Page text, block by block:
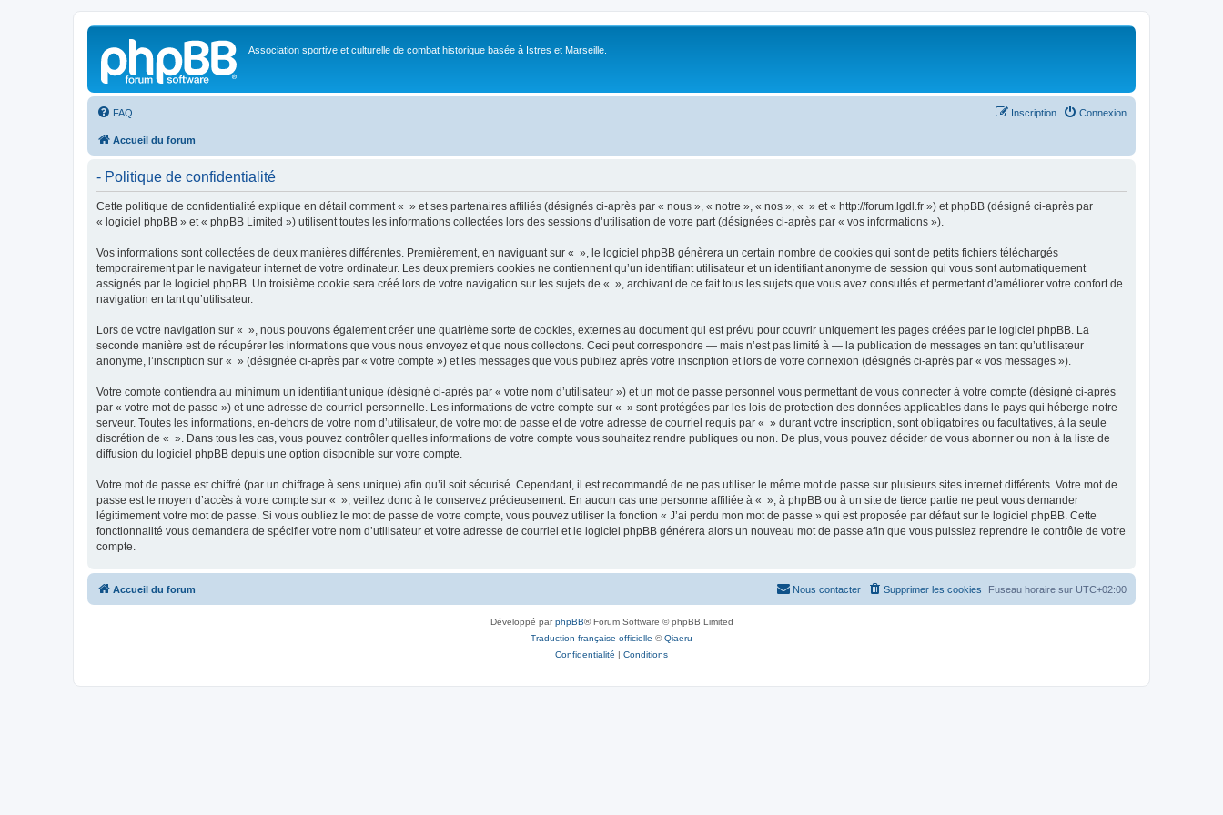
Association sportive et culturelle de combat historique basée à Istres et Marseille.
FAQ Connexion
Inscription
Accueil du forum
- Politique de confidentialité
Cette politique de confidentialité explique en détail comment « » et ses partenaires affiliés (désignés ci-après par « nous », « notre », « nos », « » et « http://forum.lgdl.fr ») et phpBB (désigné ci-après par
« logiciel phpBB » et « phpBB Limited ») utilisent toutes les informations collectées lors des sessions d’utilisation de votre part (désignées ci-après par « vos informations »).
Vos informations sont collectées de deux manières différentes. Premièrement, en naviguant sur « », le logiciel phpBB génèrera un certain nombre de cookies qui sont de petits fichiers téléchargés
temporairement par le navigateur internet de votre ordinateur. Les deux premiers cookies ne contiennent qu’un identifiant utilisateur et un identifiant anonyme de session qui vous sont automatiquement
assignés par le logiciel phpBB. Un troisième cookie sera créé lors de votre navigation sur les sujets de « », archivant de ce fait tous les sujets que vous avez consultés et permettant d’améliorer votre confort de
navigation en tant qu’utilisateur.
Lors de votre navigation sur « », nous pouvons également créer une quatrième sorte de cookies, externes au document qui est prévu pour couvrir uniquement les pages créées par le logiciel phpBB. La
seconde manière est de récupérer les informations que vous nous envoyez et que nous collectons. Ceci peut correspondre — mais n’est pas limité à — la publication de messages en tant qu’utilisateur
anonyme, l’inscription sur « » (désignée ci-après par « votre compte ») et les messages que vous publiez après votre inscription et lors de votre connexion (désignés ci-après par « vos messages »).
Votre compte contiendra au minimum un identifiant unique (désigné ci-après par « votre nom d’utilisateur ») et un mot de passe personnel vous permettant de vous connecter à votre compte (désigné ci-après
par « votre mot de passe ») et une adresse de courriel personnelle. Les informations de votre compte sur « » sont protégées par les lois de protection des données applicables dans le pays qui héberge notre
serveur. Toutes les informations, en-dehors de votre nom d’utilisateur, de votre mot de passe et de votre adresse de courriel requis par « » durant votre inscription, sont obligatoires ou facultatives, à la seule
discrétion de « ». Dans tous les cas, vous pouvez contrôler quelles informations de votre compte vous souhaitez rendre publiques ou non. De plus, vous pouvez décider de vous abonner ou non à la liste de
diffusion du logiciel phpBB depuis une option disponible sur votre compte.
Votre mot de passe est chiffré (par un chiffrage à sens unique) afin qu’il soit sécurisé. Cependant, il est recommandé de ne pas utiliser le même mot de passe sur plusieurs sites internet différents. Votre mot de
passe est le moyen d’accès à votre compte sur « », veillez donc à le conservez précieusement. En aucun cas une personne affiliée à « », à phpBB ou à un site de tierce partie ne peut vous demander
légitimement votre mot de passe. Si vous oubliez le mot de passe de votre compte, vous pouvez utiliser la fonction « J’ai perdu mon mot de passe » qui est proposée par défaut sur le logiciel phpBB. Cette
fonctionnalité vous demandera de spécifier votre nom d’utilisateur et votre adresse de courriel et le logiciel phpBB générera alors un nouveau mot de passe afin que vous puissiez reprendre le contrôle de votre
compte.
Accueil du forum Fuseau horaire sur UTC+02:00
Supprimer les cookies
Nous contacter
Développé parphpBB® Forum Software © phpBB Limited
Traduction française officielle ©Qiaeru
Confidentialité | Conditions